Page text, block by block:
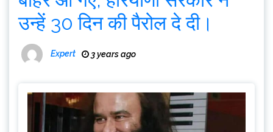
उन्हें 30 दिन की पैरोल दे दी।
Expert 3 years ago